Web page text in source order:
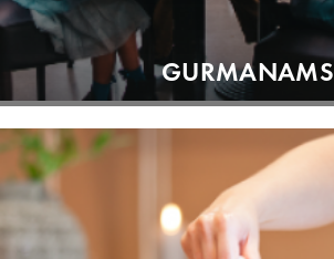
GURMANAMS